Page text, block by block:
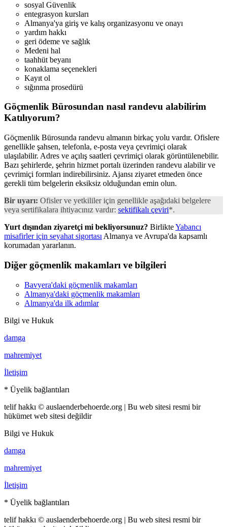
sosyal Güvenlik
entegrasyon kursları
Almanya'ya giriş ve kalış organizasyonu ve onayı
yardım hakkı
geri ödeme ve sağlık
Medeni hal
taahhüt beyanı
konaklama seçenekleri
Kayıt ol
sığınma prosedürü
Göçmenlik Bürosundan nasıl randevu alabilirim
Katılıyorum?
Göçmenlik Bürosunda randevu almanın birkaç yolu vardır. Ofislere
genellikle şahsen, telefonla, e-posta veya çevrimiçi olarak
ulaşılabilir. Adres ve açılış saatleri çevrimiçi olarak görüntülenebilir.
Bazı şehirlerde, şehrin hizmet portalı üzerinden randevu alabilir ve
çevrimiçi formları indirebilirsiniz. Ajansı ziyaret etmeden önce
gerekli tüm belgelerin eksiksiz olduğundan emin olun.
Bir uyarı: Ofisler ve yetkililer için genellikle aşağıdaki belgelere
veya sertifikalara ihtiyacınız vardır: sektifikalı çeviri*.
Yurt dışından ziyaretçi mi bekliyorsunuz? BirlikteYabancı
misafirler için seyahat sigortası Almanya ve Avrupa'da kapsamlı
korumadan yararlanın.
Diğer göçmenlik makamları ve bilgileri
Bavyera'daki göçmenlik makamları
Almanya'daki göçmenlik makamları
Almanya'da ilk adımlar
Bilgi ve Hukuk
damga
mahremiyet
İletişim
* Üyelik bağlantıları
telif hakkı © auslaenderbehoerde.org | Bu web sitesi resmi bir
hükümet web sitesi değildir
Bilgi ve Hukuk
damga
mahremiyet
İletişim
* Üyelik bağlantıları
telif hakkı © auslaenderbehoerde.org | Bu web sitesi resmi bir